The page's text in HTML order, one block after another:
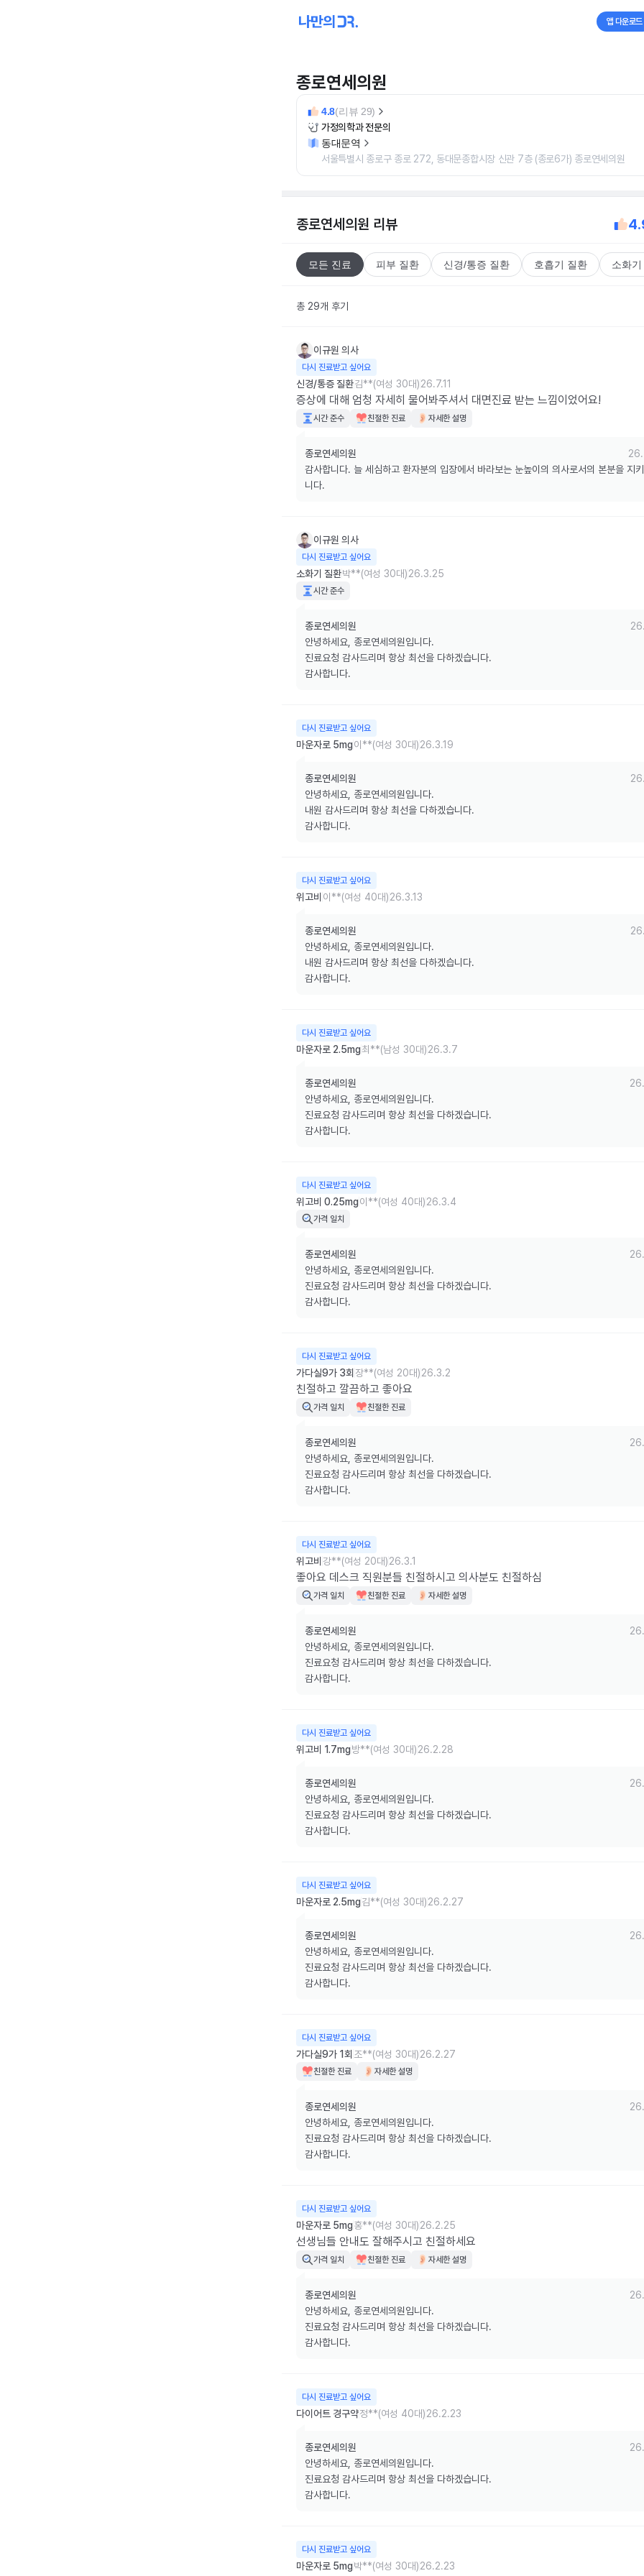
앱 다운로드
종로연세의원
4.8(리뷰 29)
가정의학과 전문의
동대문역
서울특별시 종로구 종로 272, 동대문종합시장 신관 7층 (종로6가) 종로연세의원
종로연세의원 리뷰
모든 진료 피부 질환 신경/통증 질환 호흡기 질환 소화
총 29개 후기
이규원 의사
다시 진료받고 싶어요
신경/통증 질환김**(여성 30대)26.7.11
증상에 대해 엄청 자세히 물어봐주셔서 대면진료 받는 느낌이었어요!
시간 준수 친절한 진료 자세한 설명
종로연세의원
감사합니다. 늘 세심하고 환자분의 입장에서 바라보는 눈높이의 의사로서의 본분을 지
니다.
이규원 의사
다시 진료받고 싶어요
소화기 질환박**(여성 30대)26.3.25
시간 준수
종로연세의원
안녕하세요, 종로연세의원입니다.
진료요청 감사드리며 항상 최선을 다하겠습니다.
감사합니다.
다시 진료받고 싶어요
마운자로 5mg이**(여성 30대)26.3.19
종로연세의원
안녕하세요, 종로연세의원입니다.
내원 감사드리며 항상 최선을 다하겠습니다.
감사합니다.
다시 진료받고 싶어요
위고비 이**(여성 40대)26.3.13
종로연세의원
안녕하세요, 종로연세의원입니다.
내원 감사드리며 항상 최선을 다하겠습니다.
감사합니다.
다시 진료받고 싶어요
마운자로 2.5mg최**(남성 30대)26.3.7
종로연세의원
안녕하세요, 종로연세의원입니다.
진료요청 감사드리며 항상 최선을 다하겠습니다.
감사합니다.
다시 진료받고 싶어요
위고비 0.25mg이**(여성 40대)26.3.4
가격 일치
종로연세의원
안녕하세요, 종로연세의원입니다.
진료요청 감사드리며 항상 최선을 다하겠습니다.
감사합니다.
다시 진료받고 싶어요
가다실9가 3회 장**(여성 20대)26.3.2
친절하고 깔끔하고 좋아요
가격 일치 친절한 진료
종로연세의원
안녕하세요, 종로연세의원입니다.
진료요청 감사드리며 항상 최선을 다하겠습니다.
감사합니다.
다시 진료받고 싶어요
위고비 강**(여성 20대)26.3.1
좋아요 데스크 직원분들 친절하시고 의사분도 친절하심
가격 일치 친절한 진료 자세한 설명
종로연세의원
안녕하세요, 종로연세의원입니다.
진료요청 감사드리며 항상 최선을 다하겠습니다.
감사합니다.
다시 진료받고 싶어요
위고비 1.7mg방**(여성 30대)26.2.28
종로연세의원
안녕하세요, 종로연세의원입니다.
진료요청 감사드리며 항상 최선을 다하겠습니다.
감사합니다.
다시 진료받고 싶어요
마운자로 2.5mg김**(여성 30대)26.2.27
종로연세의원
안녕하세요, 종로연세의원입니다.
진료요청 감사드리며 항상 최선을 다하겠습니다.
감사합니다.
다시 진료받고 싶어요
가다실9가 1회 조**(여성 30대)26.2.27
친절한 진료 자세한 설명
종로연세의원
안녕하세요, 종로연세의원입니다.
진료요청 감사드리며 항상 최선을 다하겠습니다.
감사합니다.
다시 진료받고 싶어요
마운자로 5mg홍**(여성 30대)26.2.25
선생님들 안내도 잘해주시고 친절하세요
가격 일치 친절한 진료 자세한 설명
종로연세의원
안녕하세요, 종로연세의원입니다.
진료요청 감사드리며 항상 최선을 다하겠습니다.
감사합니다.
다시 진료받고 싶어요
다이어트 경구약정**(여성 40대)26.2.23
종로연세의원
안녕하세요, 종로연세의원입니다.
진료요청 감사드리며 항상 최선을 다하겠습니다.
감사합니다.
다시 진료받고 싶어요
마운자로 5mg박**(여성 30대)26.2.23